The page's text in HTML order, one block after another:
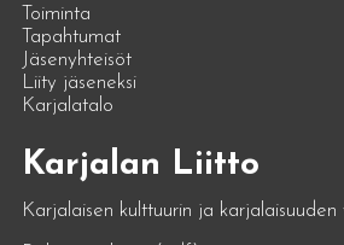
Toiminta
Tapahtumat
Jäsenyhteisöt
Liity jäseneksi
Karjalatalo
Karjalan Liitto
Karjalaisen kulttuurin ja karjalaisuuden